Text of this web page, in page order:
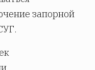
запорной